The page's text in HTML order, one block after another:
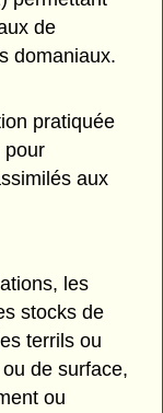
de
domaniaux.
pratiquée
pour
aux
les
stocks de
terrils ou
de surface,
ou